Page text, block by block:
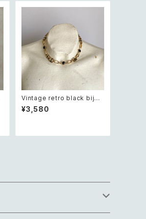
Vintage retro black bijou
bicolor chain necklace レ
トロ ヴィンテージ アクセサリ
¥3,580